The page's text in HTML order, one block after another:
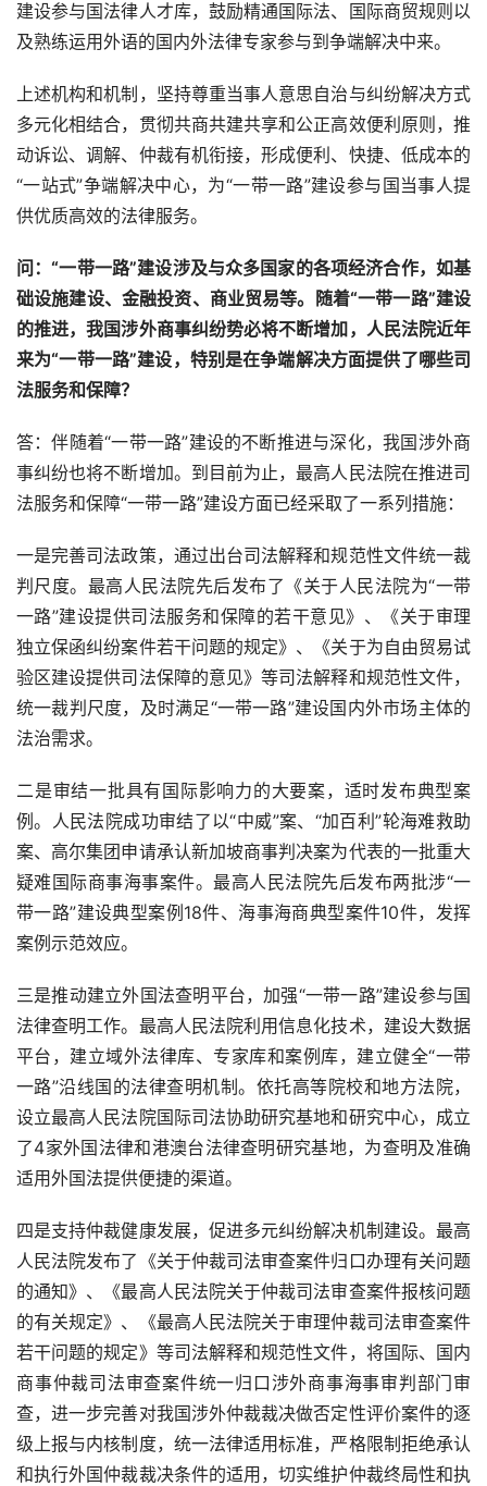
建设参与国法律人才库，鼓励精通国际法、国际商贸规则以
及熟练运用外语的国内外法律专家参与到争端解决中来。
上述机构和机制，坚持尊重当事人意思自治与纠纷解决方式
多元化相结合，贯彻共商共建共享和公正高效便利原则，推
动诉讼、调解、仲裁有机衔接，形成便利、快捷、低成本的
“一站式”争端解决中心，为“一带一路”建设参与国当事人提
供优质高效的法律服务。
问：“一带一路”建设涉及与众多国家的各项经济合作，如基
础设施建设、金融投资、商业贸易等。随着“一带一路”建设
的推进，我国涉外商事纠纷势必将不断增加，人民法院近年
来为“一带一路”建设，特别是在争端解决方面提供了哪些司
法服务和保障？
答：伴随着“一带一路”建设的不断推进与深化，我国涉外商
事纠纷也将不断增加。到目前为止，最高人民法院在推进司
法服务和保障“一带一路”建设方面已经采取了一系列措施：
一是完善司法政策，通过出台司法解释和规范性文件统一裁
判尺度。最高人民法院先后发布了《关于人民法院为“一带
一路”建设提供司法服务和保障的若干意见》、《关于审理
独立保函纠纷案件若干问题的规定》、《关于为自由贸易试
验区建设提供司法保障的意见》等司法解释和规范性文件，
统一裁判尺度，及时满足“一带一路”建设国内外市场主体的
法治需求。
二是审结一批具有国际影响力的大要案，适时发布典型案
例。人民法院成功审结了以“中威”案、“加百利”轮海难救助
案、高尔集团申请承认新加坡商事判决案为代表的一批重大
疑难国际商事海事案件。最高人民法院先后发布两批涉“一
带一路”建设典型案例18件、海事海商典型案件10件，发挥
案例示范效应。
三是推动建立外国法查明平台，加强“一带一路”建设参与国
法律查明工作。最高人民法院利用信息化技术，建设大数据
平台，建立域外法律库、专家库和案例库，建立健全“一带
一路”沿线国的法律查明机制。依托高等院校和地方法院，
设立最高人民法院国际司法协助研究基地和研究中心，成立
了4家外国法律和港澳台法律查明研究基地，为查明及准确
适用外国法提供便捷的渠道。
四是支持仲裁健康发展，促进多元纠纷解决机制建设。最高
人民法院发布了《关于仲裁司法审查案件归口办理有关问题
的通知》、《最高人民法院关于仲裁司法审查案件报核问题
的有关规定》、《最高人民法院关于审理仲裁司法审查案件
若干问题的规定》等司法解释和规范性文件，将国际、国内
商事仲裁司法审查案件统一归口涉外商事海事审判部门审
查，进一步完善对我国涉外仲裁裁决做否定性评价案件的逐
级上报与内核制度，统一法律适用标准，严格限制拒绝承认
和执行外国仲裁裁决条件的适用，切实维护仲裁终局性和执